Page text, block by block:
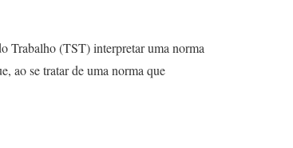
Trabalho (TST) interpretar uma norma
ao se tratar de uma norma que